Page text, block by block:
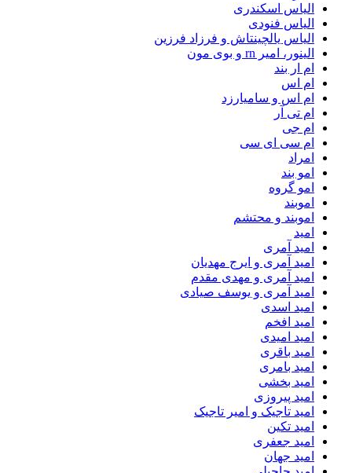
الیاس اسکندری
الیاس فنودی
الیاس یالچینتاش و فرزاد فرزین
الینور، امیر rn و بوی مون
ام‌ ار بند
ام اس
ام اس و سامیارزد
ام تی آر
ام جی
ام سی ای سی
امراد
امو بند
امو گروه
اموبند
اموبند و محتشم
امید
امید آمری
امید آمری و ایرج مهدیان
امید آمری و مهدی مقدم
امید آمری و یوسف صیادی
امید اسدی
امید افخم
امید امیدی
امید باقری
امید بامری
امید بخشی
امید پیروزی
امید تاجیک و امیر تاجیک
امید تکین
امید جعفری
امید جهان